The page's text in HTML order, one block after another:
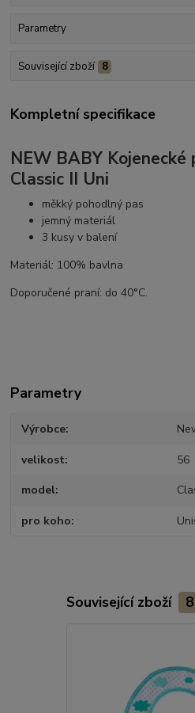
Parametry
Související zboží 8
Kompletní specifikace
NEW BABY Kojenecké
Classic II Uni
měkký pohodlný pas
jemný materiál
3 kusy v balení
Materiál: 100% bavlna
Doporučené praní: do 40°C.
Parametry
Výrobce
velikost 56
model
pro koho
Související zboží 8